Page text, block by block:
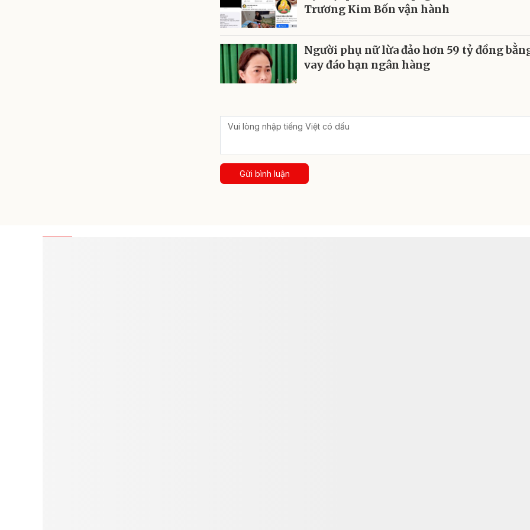
Trương Kim Bốn vận hành
Người phụ nữ lừa đảo hơn 59 tỷ đồng
vay đáo hạn ngân hàng
Gửi bình luận